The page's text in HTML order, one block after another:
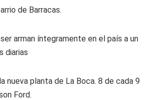
de Barracas.
arman íntegramente en el país a un
diarias
nueva planta de La Boca. 8 de cada 9
Ford.